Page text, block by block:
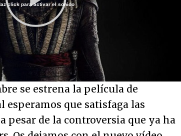
Play
Video
click para activar el sonido
se estrena la película de
esperamos que satisfaga las
pesar de la controversia que ya ha